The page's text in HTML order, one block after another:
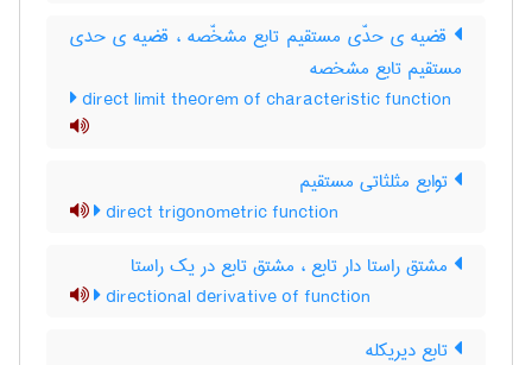
قضیه ی حدّی مستقیم تابع مشخّصه ، قضیه ی حدی
مستقیم تابع مشخصه
direct limit theorem of characteristic function
توابع مثلثاتی مستقیم
direct trigonometric function
مشتق راستا دار تابع ، مشتق تابع در یک راستا
directional derivative of function
تابع دیریکله